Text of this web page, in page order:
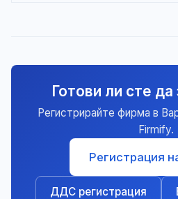
Готови ли сте да
Регистрирайте фирма в
Firmify.
Регистрация
ДДС регистрация